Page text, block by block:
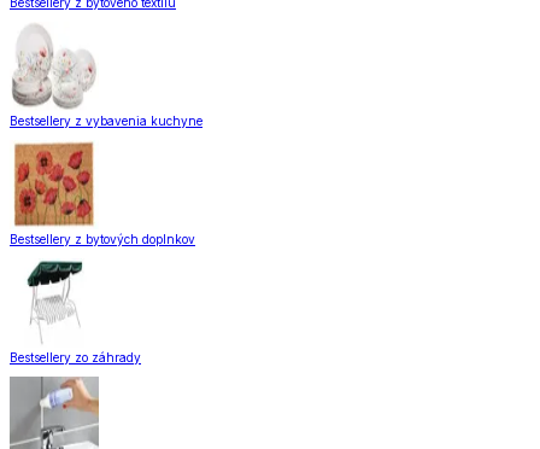
Bestsellery z vybavenia kuchyne
Bestsellery z bytových doplnkov
Bestsellery zo záhrady